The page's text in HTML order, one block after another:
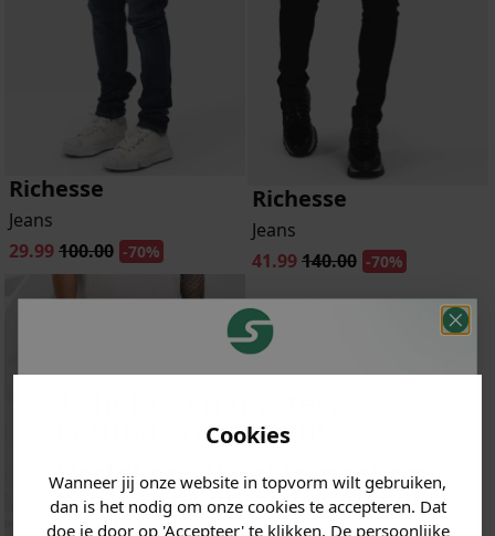
Cookies
Wanneer jij onze website in topvorm wilt gebruiken,
dan is het nodig om onze cookies te accepteren. Dat
doe je door op 'Accepteer' te klikken. De persoonlijke
Richesse
Jeans
29.99100.00 -70%
Richesse
Jeans
41.99140.00 -70%
korting ontvangen!
Vertel ons waar je naar op
zoek bent en claim direct
jouwkorting.